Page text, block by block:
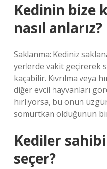
Kedinin bize
nasıl anlarız?
Saklanma: Kediniz
yerlerde vakit geçirerek
kaçabilir. Kıvrılma veya
diğer evcil hayvanları
hırlıyorsa, bu onun
somurtkan olduğunun
Kediler
seçer?